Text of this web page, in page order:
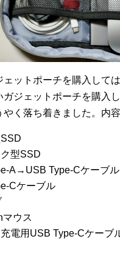
ェットポーチを購入して
ガジェットポーチを購入
やく落ち着きました。内
型SSD
A→USB Type-Cケーブル
Cケーブル
マウス
電用USB Type-Cケーブ